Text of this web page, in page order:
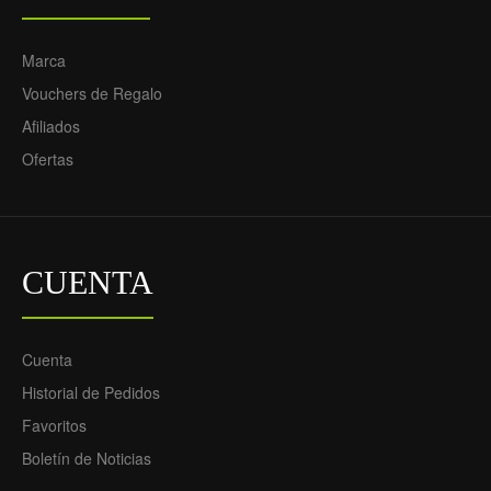
Portero Juventus Primera
Hombre
Marca
Vouchers de Regalo
Afiliados
Ofertas
CUENTA
Cuenta
Historial de Pedidos
Favoritos
Boletín de Noticias